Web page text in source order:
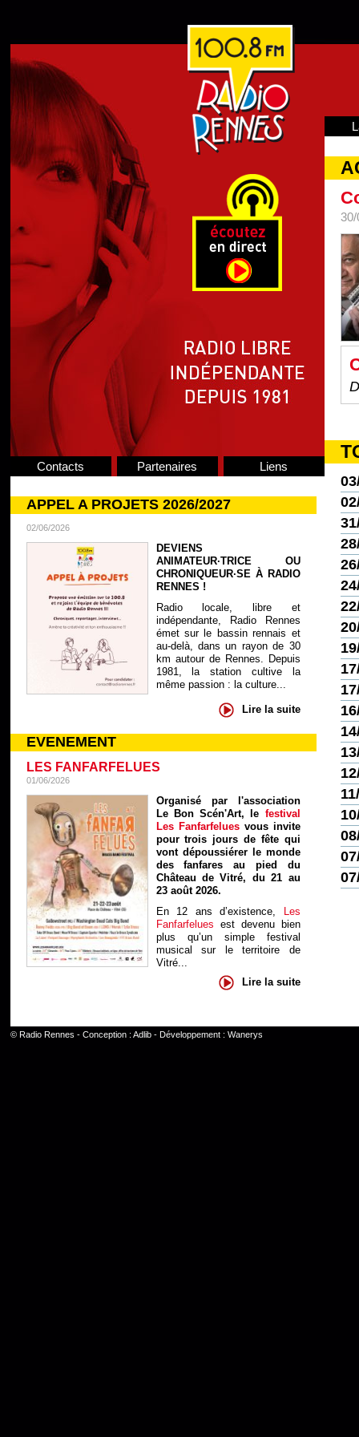
Contacts Partenaires Liens
APPEL A PROJETS 2026/2027
02/06/2026
DEVIENS
ANIMATEUR·TRICE OU
CHRONIQUEUR·SE À RADIO
RENNES !
Radio locale, libre et
indépendante, Radio Rennes
émet sur le bassin rennais et
au-delà, dans un rayon de 30
km autour de Rennes. Depuis
1981, la station cultive la
même passion : la culture...
Lire la suite
EVENEMENT
LES FANFARFELUES
01/06/2026
Organisé par l'association
Le Bon Scén'Art, le festival
Les Fanfarfelues vous invite
pour trois jours de fête qui
vont dépoussiérer le monde
des fanfares au pied du
Château de Vitré, du 21 au
23 août 2026.
En 12 ans d’existence, Les
Fanfarfelues est devenu bien
plus qu’un simple festival
musical sur le territoire de
Vitré...
Lire la suite
30/
© Radio Rennes - Conception : Adlib- Développement : Wanerys